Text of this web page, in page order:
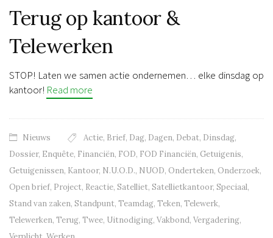
Terug op kantoor &
Telewerken
STOP! Laten we samen actie ondernemen… elke dinsdag op
kantoor! Read more
Nieuws Actie, Brief, Dag, Dagen, Debat, Dinsdag,
Dossier, Enquête, Financiën, FOD, FOD Financiën, Getuigenis,
Getuigenissen, Kantoor, N.U.O.D., NUOD, Onderteken, Onderzoek,
Open brief, Project, Reactie, Satelliet, Satellietkantoor, Speciaal,
Stand van zaken, Standpunt, Teamdag, Teken, Telewerk,
Telewerken, Terug, Twee, Uitnodiging, Vakbond, Vergadering,